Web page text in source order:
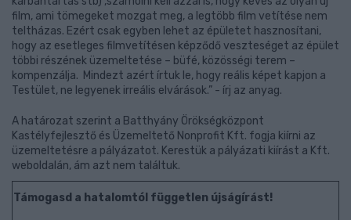
film, ami tömegeket mozgat meg, a legtöbb film vetítése nem
teltházas. Ezért csak egyben lehet az épületet hasznosítani,
hogy az esetleges filmvetítésen képződő veszteséget az épület
többi részének üzemeltetése – büfé, közösségi terem –
kompenzálja. Mindezt azért írtuk le, hogy reális képet kapjon a
Testület, ne legyenek irreális elvárások.” - írj az anyag.
A határozat szerint a Batthyány Örökségközpont
Kastélyfejlesztő és Üzemeltető Nonprofit Kft. fogja kiírni az
üzemeltetésre a pályázatot. Kerestük a pályázati kiírást a Kft.
weboldalán, ám azt nem találtuk.
Támogasd a hatalomtól független újságírást!